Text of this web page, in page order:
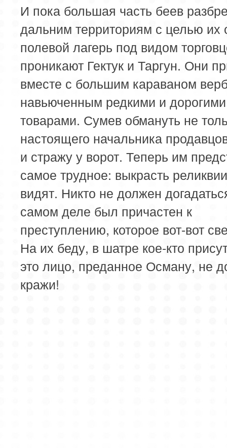
И пока большая часть беев
дальним территориям с целью их
полевой лагерь под видом
проникают Гектук и Таргун. Они
вместе с большим караваном
навьюченным редкими и дорогими
товарами. Сумев обмануть не
настоящего начальника
и стражу у ворот. Теперь им
самое трудное: выкрасть
видят. Никто не должен
самом деле был причастен к
преступлению, которое вот-вот
На их беду, в шатре кое-кто
это лицо, преданное Осману, не
кражи!